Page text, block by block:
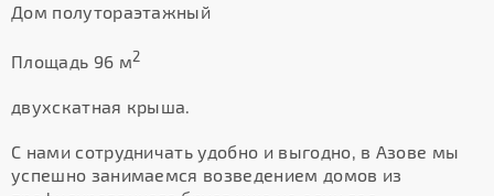
Дом полутораэтажный
Площадь 96 м2
двухскатная крыша.
С нами сотрудничать удобно и выгодно, в Азове мы
успешно занимаемся возведением домов из